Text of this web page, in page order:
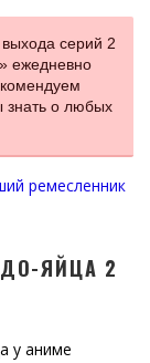
серий 2
ежедневно
знать о любых
ремесленник
ЯЙЦА 2
у аниме